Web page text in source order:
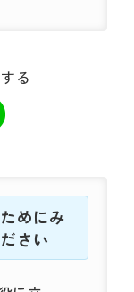
る
めにみ
さい